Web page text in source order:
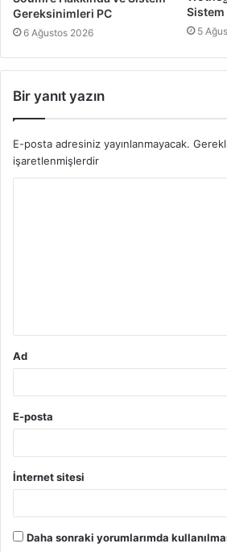
Gereksinimleri PC
6 Ağustos 2026
Sistem
5
Bir yanıt yazın
E-posta adresiniz yayınlanmayacak.
işaretlenmişlerdir
Ad
E-posta
İnternet sitesi
Daha sonraki yorumlarımda